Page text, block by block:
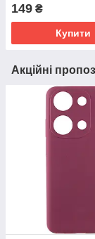
149 ₴
Купити
Акційні